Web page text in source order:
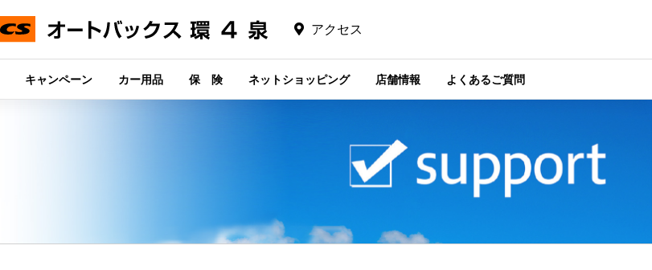
アクセス
キャンペーン カー用品 保 険 ネットショッピング 店舗情報 よくあるご質問